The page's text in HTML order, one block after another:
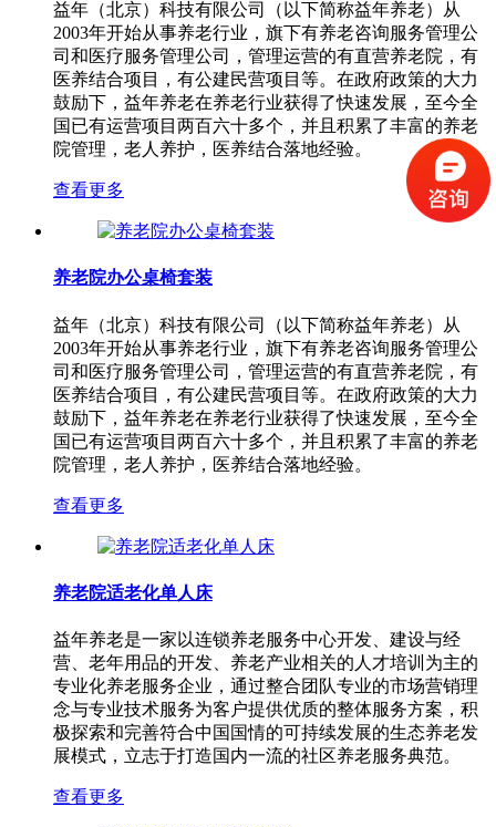
益年（北京）科技有限公司（以下简称益年养老）从
2003年开始从事养老行业，旗下有养老咨询服务管理公
司和医疗服务管理公司，管理运营的有直营养老院，有
医养结合项目，有公建民营项目等。在政府政策的大力
鼓励下，益年养老在养老行业获得了快速发展，至今全
国已有运营项目两百六十多个，并且积累了丰富的养老
院管理，老人养护，医养结合落地经验。
查看更多
养老院办公桌椅套装
益年（北京）科技有限公司（以下简称益年养老）从
2003年开始从事养老行业，旗下有养老咨询服务管理公
司和医疗服务管理公司，管理运营的有直营养老院，有
医养结合项目，有公建民营项目等。在政府政策的大力
鼓励下，益年养老在养老行业获得了快速发展，至今全
国已有运营项目两百六十多个，并且积累了丰富的养老
院管理，老人养护，医养结合落地经验。
查看更多
养老院适老化单人床
益年养老是一家以连锁养老服务中心开发、建设与经
营、老年用品的开发、养老产业相关的人才培训为主的
专业化养老服务企业，通过整合团队专业的市场营销理
念与专业技术服务为客户提供优质的整体服务方案，积
极探索和完善符合中国国情的可持续发展的生态养老发
展模式，立志于打造国内一流的社区养老服务典范。
查看更多